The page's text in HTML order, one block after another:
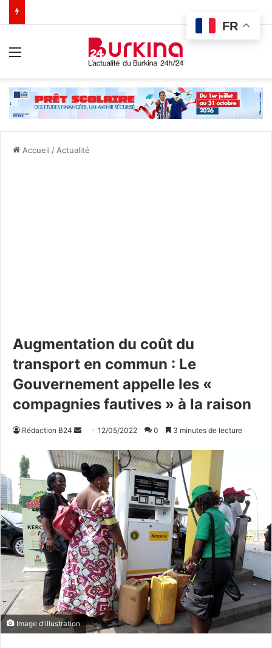
Accueil / Actualité
Augmentation du coût du
transport en commun : Le
Gouvernement appelle les «
compagnies fautives » à la raison
Rédaction B24
v
o
y
e
r
u
n
c
o
u
r
i
12/05/2022 0 3 minutes de lecture
Image d'illustration
FR